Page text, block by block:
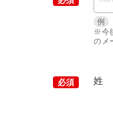
例
※今
のメ
姓